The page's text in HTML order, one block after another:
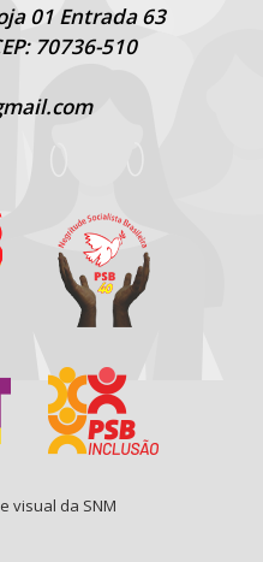
01 Entrada 63
70736-510
visual da SNM